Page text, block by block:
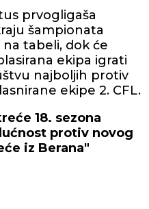
prvogligaša
šampionata
tabeli, dok će
ekipa igrati
najboljih protiv
ekipe 2. CFL.
18. sezona
protiv novog
iz Berana"